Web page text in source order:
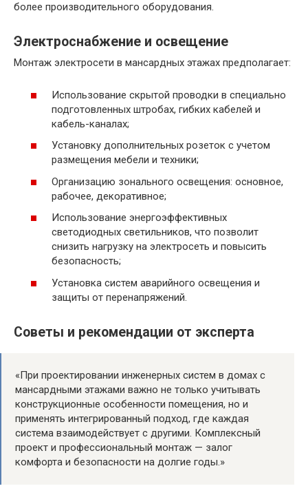
более производительного оборудования.
Электроснабжение и освещение
Монтаж электросети в мансардных этажах предполагает:
Использование скрытой проводки в специально
подготовленных штробах, гибких кабелей и
кабель-каналах;
Установку дополнительных розеток с учетом
размещения мебели и техники;
Организацию зонального освещения: основное,
рабочее, декоративное;
Использование энергоэффективных
светодиодных светильников, что позволит
снизить нагрузку на электросеть и повысить
безопасность;
Установка систем аварийного освещения и
защиты от перенапряжений.
Советы и рекомендации от эксперта
«При проектировании инженерных систем в домах с
мансардными этажами важно не только учитывать
конструкционные особенности помещения, но и
применять интегрированный подход, где каждая
система взаимодействует с другими. Комплексный
проект и профессиональный монтаж — залог
комфорта и безопасности на долгие годы.»